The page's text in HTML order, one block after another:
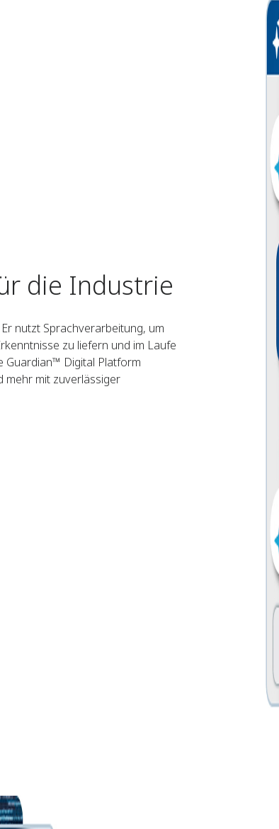
die Industrie
nutzt Sprachverarbeitung, um
zu liefern und im Laufe
Guardian™ Digital Platform
mehr mit zuverlässiger